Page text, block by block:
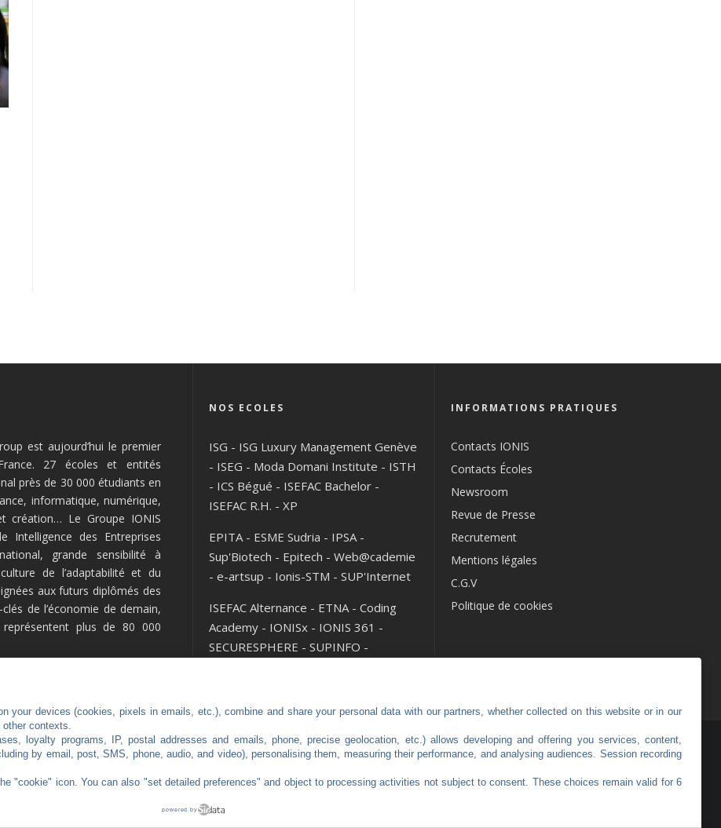
est aujourd’hui le premier
27 écoles et entités
près de 30 000 étudiants en
informatique, numérique,
création… Le Groupe IONIS
Intelligence des Entreprises
grande sensibilité à
de l’adaptabilité et du
aux futurs diplômés des
de l’économie de demain,
représentent plus de 80 000
NOS ECOLES
ISG - ISG Luxury Management Genève
- ISEG - Moda Domani Institute - ISTH
- ICS Bégué - ISEFAC Bachelor -
ISEFAC R.H. - XP
EPITA- ESME Sudria - IPSA-
Sup'Biotech - Epitech - Web@cademie
- e-artsup - Ionis-STM - SUP'Internet
ISEFAC Alternance - ETNA- Coding
Academy - IONISx - IONIS 361 -
SECURESPHERE - SUPINFO -
INFORMATIONS PRATIQUES
Contacts IONIS
Contacts Écoles
Newsroom
Revue de Presse
Recrutement
Mentions légales
C.G.V
Politique de cookies
your devices (cookies, pixels in emails, etc.), combine and share your personal data with our partners, whether collected on this website or in our
contexts.
loyalty programs, IP, postal addresses and emails, phone, precise geolocation, etc.) allows developing and offering you services, content,
by email, post, SMS, phone, audio, and video), personalising them, measuring their performance, and analysing audiences. Session recording
"cookie" icon. You can also "set detailed preferences" and object to processing activities not subject to consent. These choices remain valid for 6
powered by